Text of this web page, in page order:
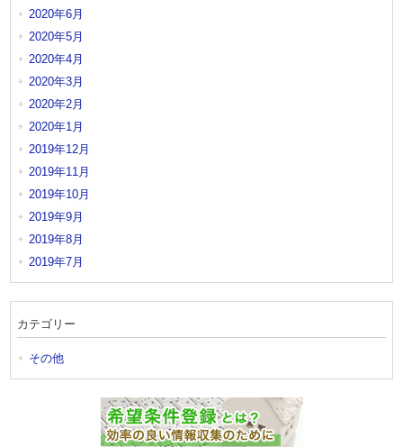
2020年6月
2020年5月
2020年4月
2020年3月
2020年2月
2020年1月
2019年12月
2019年11月
2019年10月
2019年9月
2019年8月
2019年7月
カテゴリー
その他